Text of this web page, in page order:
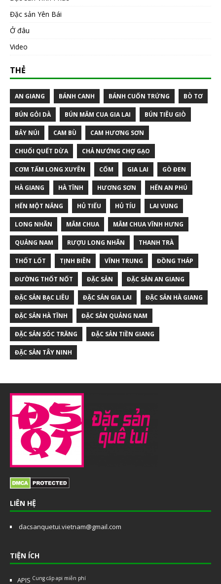
Đặc sản Yên Bái
Ở đâu
Video
THẺ
AN GIANG BÁNH CANH BÁNH CUỐN TRỨNG BÒ TƠ
BÚN GỎI DÀ BÚN MẮM CUA GIA LAI BÚN TIÊU GIÒ
BẢY NÚI CAM BÙ CAM HƯƠNG SƠN
CHUỐI QUẾT DỪA CHẢ NƯỚNG CHỢ GẠO
CƠM TẤM LONG XUYÊN CỐM GIA LAI GÒ ĐEN
HÀ GIANG HÀ TĨNH HƯƠNG SƠN HẾN AN PHÚ
HẾN MỘT NẮNG HỦ TIẾU HỦ TÍU LAI VUNG
LONG NHÃN MẮM CHUA MẮM CHUA VĨNH HƯNG
QUẢNG NAM RƯỢU LONG NHÃN THANH TRÀ
THỐT LỐT TỊNH BIÊN VĨNH TRUNG ĐỒNG THÁP
ĐƯỜNG THỐT NỐT ĐẶC SẢN ĐẶC SẢN AN GIANG
ĐẶC SẢN BẠC LIÊU ĐẶC SẢN GIA LAI ĐẶC SẢN HÀ GIANG
ĐẶC SẢN HÀ TĨNH ĐẶC SẢN QUẢNG NAM
ĐẶC SẢN SÓC TRĂNG ĐẶC SẢN TIỀN GIANG
ĐẶC SẢN TÂY NINH
LIÊN HỆ
dacsanquetui.vietnam@gmail.com
TIỆN ÍCH
APIS Cung cấp api miễn phí